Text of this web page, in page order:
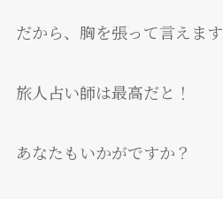
だから、胸を張って言えます
旅人占い師は最高だと！
あなたもいかがですか？